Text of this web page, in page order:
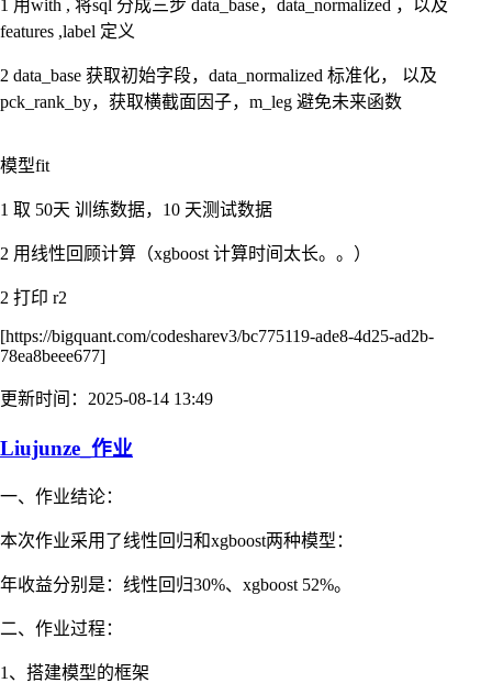
1 用with , 将sql 分成三步 data_base，data_normalized ，以及
features ,label 定义
2 data_base 获取初始字段，data_normalized 标准化， 以及
pck_rank_by，获取横截面因子，m_leg 避免未来函数
模型fit
1 取 50天 训练数据，10 天测试数据
2 用线性回顾计算（xgboost 计算时间太长。。）
2 打印 r2
[https://bigquant.com/codesharev3/bc775119-ade8-4d25-ad2b-
78ea8beee677]
更新时间：2025-08-14 13:49
Liujunze_作业
一、作业结论：
本次作业采用了线性回归和xgboost两种模型：
年收益分别是：线性回归30%、xgboost 52%。
二、作业过程：
1、搭建模型的框架